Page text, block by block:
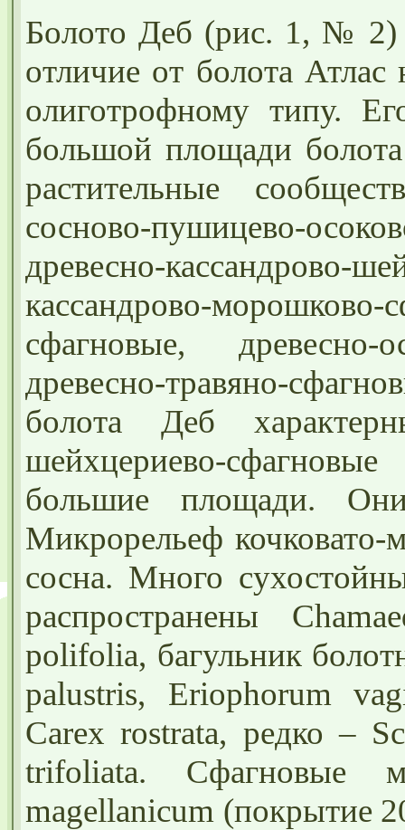
Болото Деб (рис. 1, № 2)
отличие от болота Атлас
олиготрофному типу.
большой площади
растительные
сосново-пушицево-
древесно-кассандрово-
кассандрово-
сфагновые, древесно-
древесно-травяно-
болота Деб
шейхцериево-
большие площади.
Микрорельеф
сосна. Много
распространены
polifolia, багульник
palustris, Eriophorum
Carex rostrata, редко –
trifoliata. Сфагновые
magellanicum (покрытие